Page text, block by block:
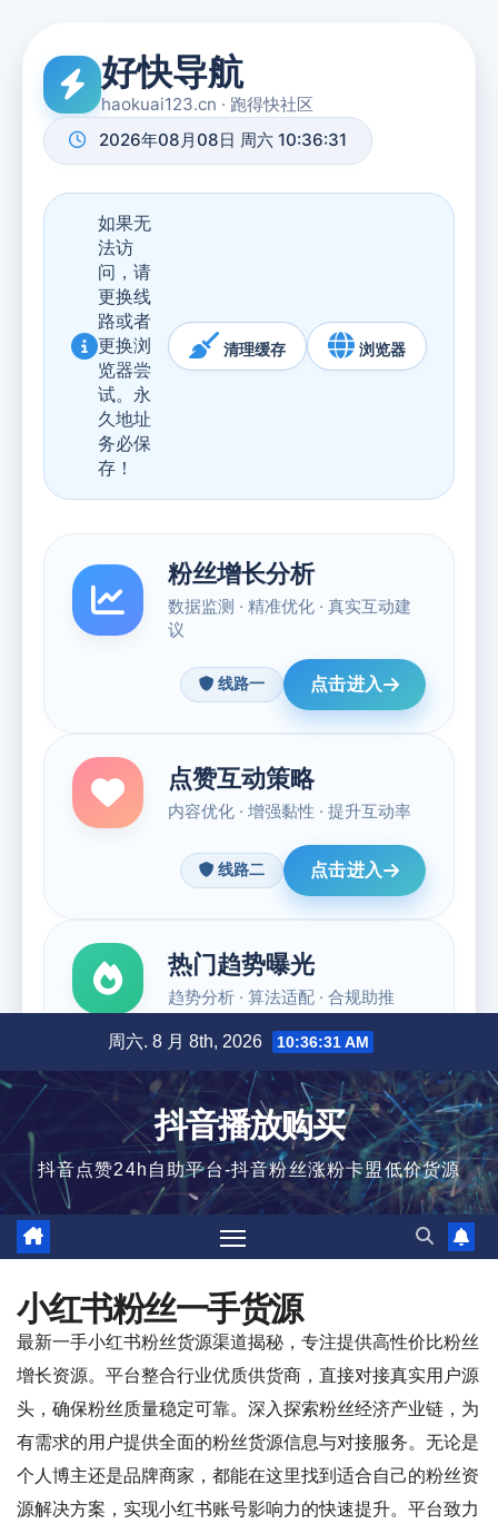
内
容
周六. 8 月 8th, 2026 10:36:31 AM
抖音播放购买
抖音点赞24h自助平台-抖音粉丝涨粉卡盟低价货源
小红书粉丝一手货源
最新一手小红书粉丝货源渠道揭秘，专注提供高性价比粉丝
增长资源。平台整合行业优质供货商，直接对接真实用户源
头，确保粉丝质量稳定可靠。深入探索粉丝经济产业链，为
有需求的用户提供全面的粉丝货源信息与对接服务。无论是
个人博主还是品牌商家，都能在这里找到适合自己的粉丝资
源解决方案，实现小红书账号影响力的快速提升。平台致力